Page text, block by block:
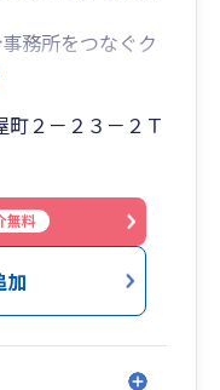
を“融資に強
の法人で、会
えて、税務・財
的スピードで成
場合は全国対応
務所をつなぐク
ットフォルダを
紙媒体での対応
お気軽にご相談
２－２３－２Ｔ
無料
加